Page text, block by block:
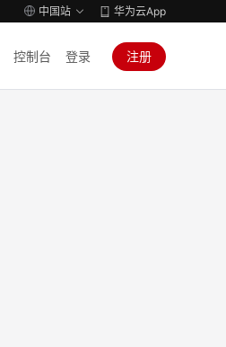
中国站 华为云App
控制台 登录 注册